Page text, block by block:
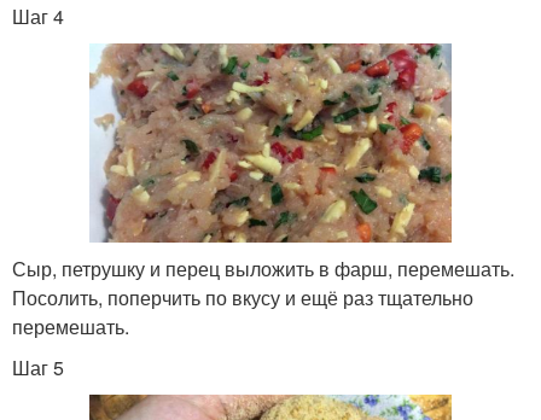
Шаг 4
Сыр, петрушку и перец выложить в фарш, перемешать.
Посолить, поперчить по вкусу и ещё раз тщательно
перемешать.
Шаг 5